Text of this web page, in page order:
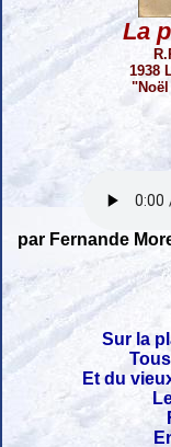
La
1938
par Fernande
Sur la
Et du